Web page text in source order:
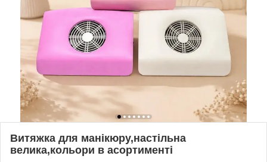
Витяжка для манікюру,настільна
велика,кольори в асортименті